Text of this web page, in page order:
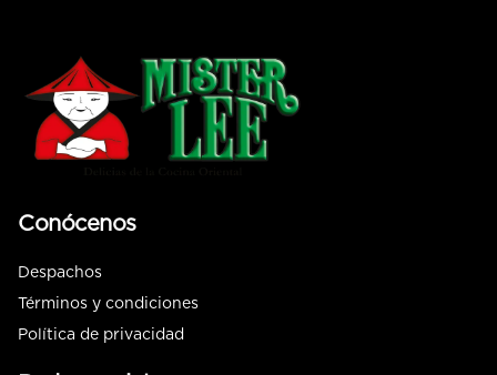
Conócenos
Despachos
Términos y condiciones
Política de privacidad